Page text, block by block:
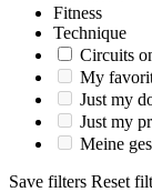
Fitness
Technique
Circuits
My
Just my
Just my
Meine
Save filters Reset